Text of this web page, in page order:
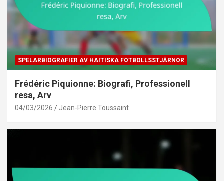
SPELARBIOGRAFIER AV HAITISKA FOTBOLLSSTJÄRNOR
Frédéric Piquionne: Biografi, Professionell
resa, Arv
04/03/2026 Jean-Pierre Toussaint